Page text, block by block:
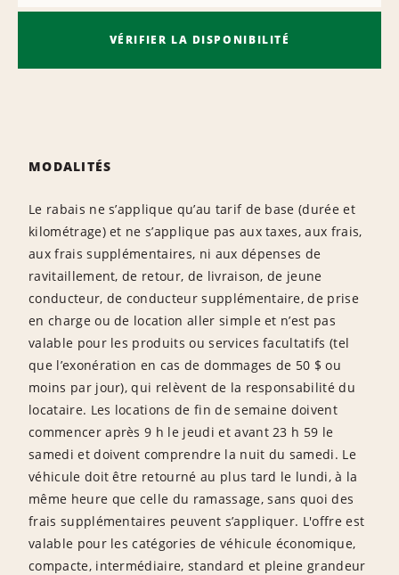
contrat
VÉRIFIER LA DISPONIBILITÉ
MODALITÉS
Le rabais ne s’applique qu’au tarif de base (durée et
kilométrage) et ne s’applique pas aux taxes, aux frais,
aux frais supplémentaires, ni aux dépenses de
ravitaillement, de retour, de livraison, de jeune
conducteur, de conducteur supplémentaire, de prise
en charge ou de location aller simple et n’est pas
valable pour les produits ou services facultatifs (tel
que l’exonération en cas de dommages de 50 $ ou
moins par jour), qui relèvent de la responsabilité du
locataire. Les locations de fin de semaine doivent
commencer après 9 h le jeudi et avant 23 h 59 le
samedi et doivent comprendre la nuit du samedi. Le
véhicule doit être retourné au plus tard le lundi, à la
même heure que celle du ramassage, sans quoi des
frais supplémentaires peuvent s’appliquer. L'offre est
valable pour les catégories de véhicule économique,
compacte, intermédiaire, standard et pleine grandeur